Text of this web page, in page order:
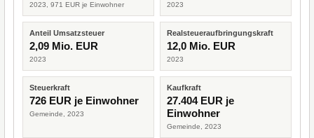
2023, 971 EUR je Einwohner 2023
Anteil Umsatzsteuer
2,09 Mio. EUR
2023
Realsteueraufbringungskraft
12,0 Mio. EUR
2023
Steuerkraft
726 EUR je Einwohner
Gemeinde, 2023
Kaufkraft
27.404 EUR je
Einwohner
Gemeinde, 2023